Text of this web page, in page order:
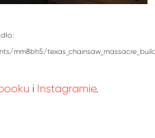
mm8bh5/
i Instagramie.